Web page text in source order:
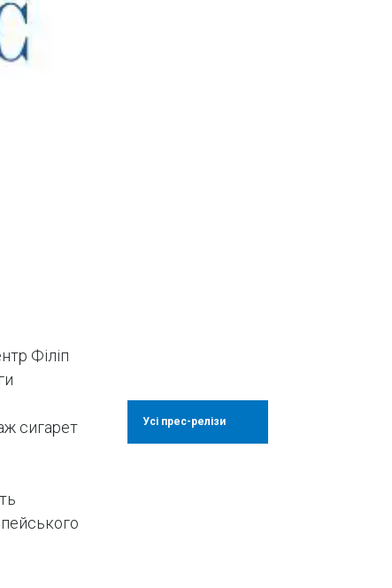
Філіп
сигарет
Усі прес-релізи